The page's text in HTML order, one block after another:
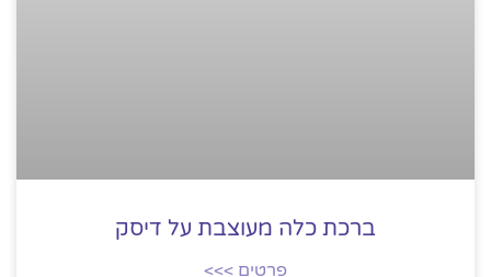
ברכת כלה מעוצבת על דיסק
פרטים >>>